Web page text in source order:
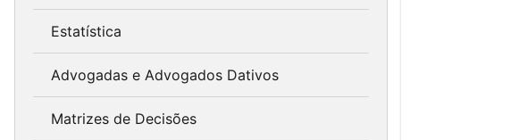
Estatística
Advogadas e Advogados Dativos
Matrizes de Decisões